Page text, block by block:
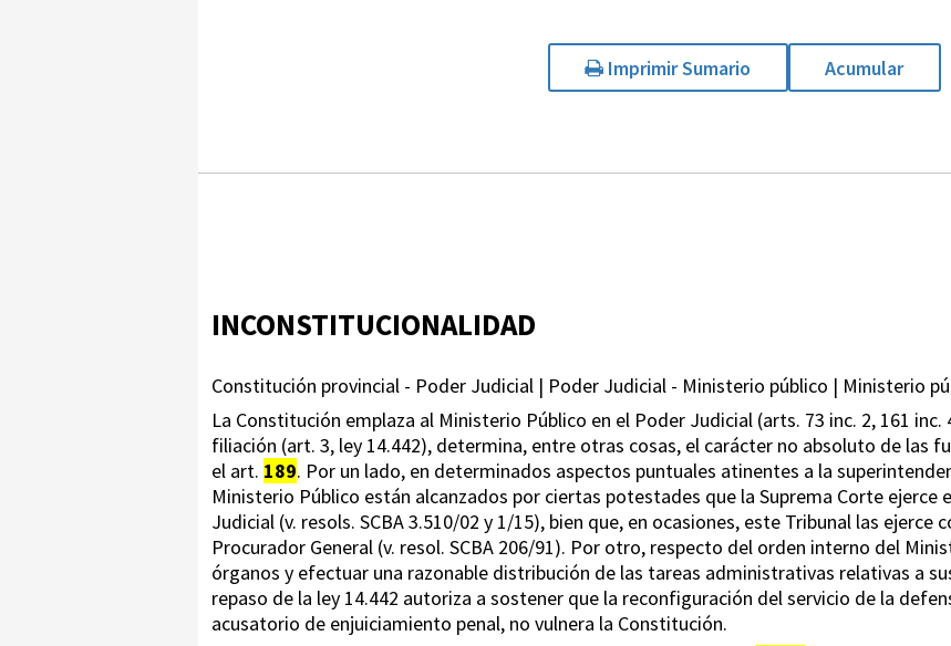
Imprimir Sumario Acumular
INCONSTITUCIONALIDAD
Constitución provincial - Poder Judicial | Poder Judicial - Ministerio público | Ministerio
La Constitución emplaza al Ministerio Público en el Poder Judicial (arts. 73 inc. 2, 161 inc.
filiación (art. 3, ley 14.442), determina, entre otras cosas, el carácter no absoluto de las
el art. 189. Por un lado, en determinados aspectos puntuales atinentes a la
Ministerio Público están alcanzados por ciertas potestades que la Suprema Corte ejerce
Judicial (v. resols. SCBA 3.510/02 y 1/15), bien que, en ocasiones, este Tribunal las
Procurador General (v. resol. SCBA 206/91). Por otro, respecto del orden interno del
órganos y efectuar una razonable distribución de las tareas administrativas relativas a
repaso de la ley 14.442 autoriza a sostener que la reconfiguración del servicio de la
acusatorio de enjuiciamiento penal, no vulnera la Constitución.